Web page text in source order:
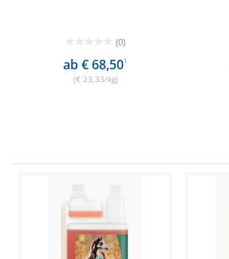
(0)
ab € 68,501
(€ 23,33/kg)